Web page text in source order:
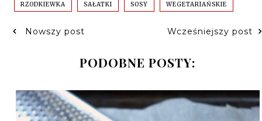
RZODKIEWKA SAŁATKI SOSY WEGETARIAŃSKIE
Nowszy post Wcześniejszy post
PODOBNE POSTY: